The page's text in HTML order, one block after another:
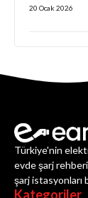
20 Ocak 2026
Türkiye'nin
evde şarj
şarj istasyonları
Kategoriler